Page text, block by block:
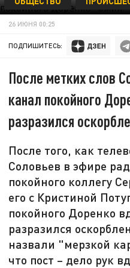
26 ИЮНЯ 00:25
ПОДПИШИТЕСЬ:
После метких слов
канал покойного
разразился
После того, как
Соловьев в эфире
покойного коллегу
его с Кристиной
покойного Доренко
разразился
назвали "мерзкой
что пост – дело рук